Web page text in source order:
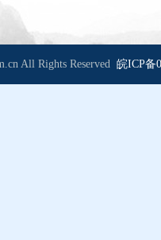
All Rights Reserved 皖ICP备